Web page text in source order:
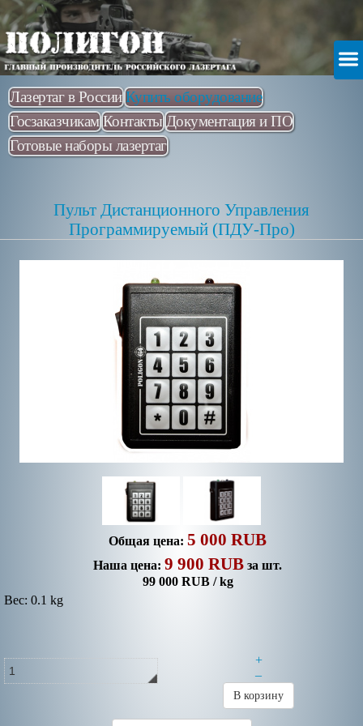
Лазертаг в России Купить оборудование
Госзаказчикам Контакты Документация и ПО
Готовые наборы лазертаг
Пульт Дистанционного Управления
Программируемый (ПДУ-Про)
Общая цена: 5 000 RUB
Наша цена: 9 900 RUB за шт.
99 000 RUB / kg
Вес: 0.1 kg
+
–
В корзину